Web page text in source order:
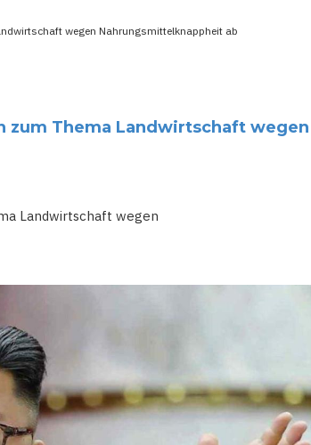
wegen Nahrungsmittelknappheit ab
zum Thema Landwirtschaft wegen
Landwirtschaft wegen